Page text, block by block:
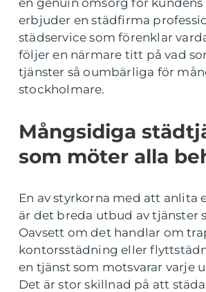
en genuin omsorg för kundens
erbjuder en städfirma
städservice som förenklar
följer en närmare titt på vad
tjänster så oumbärliga för
stockholmare.
Mångsidiga
som möter alla
En av styrkorna med att anlita
är det breda utbud av tjänster
Oavsett om det handlar om
kontorsstädning eller
en tjänst som motsvarar varje
Det är stor skillnad på att